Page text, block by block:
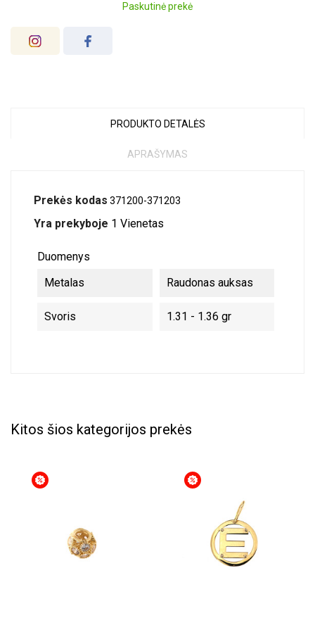
Paskutinė prekė
PRODUKTO DETALĖS
APRAŠYMAS
Prekės kodas 371200-371203
Yra prekyboje 1 Vienetas
Duomenys
Metalas
Raudonas auksas
Svoris 1.31 - 1.36 gr
Kitos šios kategorijos prekės